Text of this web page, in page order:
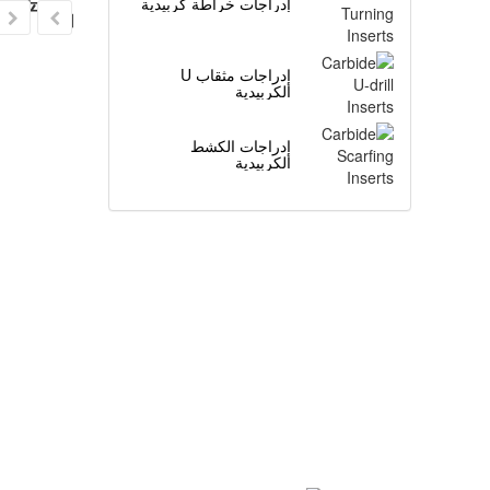
产品
إدراجات مثقاب U
الكربيدية
إدراجات الكشط
الكربيدية